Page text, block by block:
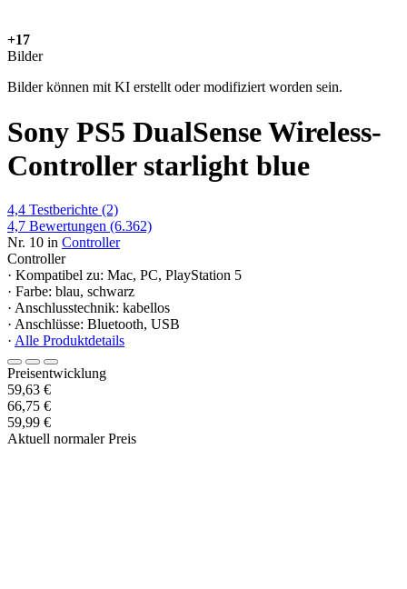
+17
Bilder
Bilder können mit KI erstellt oder modifiziert worden sein.
Sony PS5 DualSense Wireless-
Controller starlight blue
4,4 Testberichte (2)
4,7 Bewertungen (6.362)
Nr. 10 in Controller
Controller
· Kompatibel zu: Mac, PC, PlayStation 5
· Farbe: blau, schwarz
· Anschlusstechnik: kabellos
· Anschlüsse: Bluetooth, USB
· Alle Produktdetails
Preisentwicklung
59,63 €
66,75 €
59,99 €
Aktuell normaler Preis